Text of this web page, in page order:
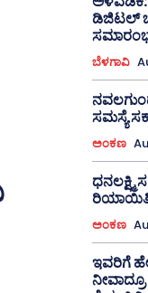
ಡಿಜಿಟಲ್
ಬೆಳಗಾವಿ
ಸಮಸ್ಯೆ
ಅಂಕಣ
ಧನಲಕ್ಷ್ಮಿ
ರಿಯಾಯಿತಿ
ಅಂಕಣ
ಇವರಿಗೆ